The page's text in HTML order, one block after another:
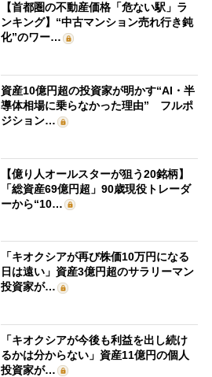
【首都圏の不動産価格「危ない駅」ラ
ンキング】“中古マンション売れ行き鈍
化”のワー…
資産10億円超の投資家が明かす“AI・半
導体相場に乗らなかった理由” フルポ
ジション…
【億り人オールスターが狙う20銘柄】
「総資産69億円超」90歳現役トレーダ
ーから“10…
「キオクシアが再び株価10万円になる
日は遠い」資産3億円超のサラリーマン
投資家が…
「キオクシアが今後も利益を出し続け
るかは分からない」資産11億円の個人
投資家が…